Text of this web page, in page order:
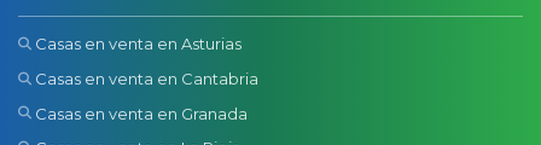
Casas en venta en Asturias
Casas en venta en Cantabria
Casas en venta en Granada